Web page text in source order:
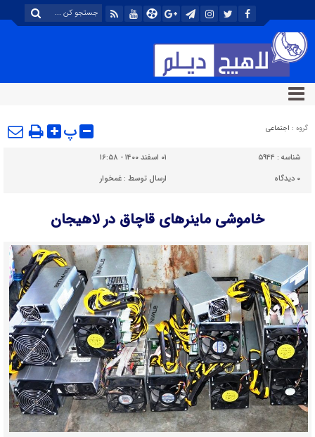
گروه : اجتماعی پ
شناسه : ۵۹۴۴
۰۱ اسفند ۱۴۰۰ - ۱۶:۵۸
۰ دیدگاه ارسال توسط :غمخوار
خاموشي ماینرهای قاچاق در لاهیجان